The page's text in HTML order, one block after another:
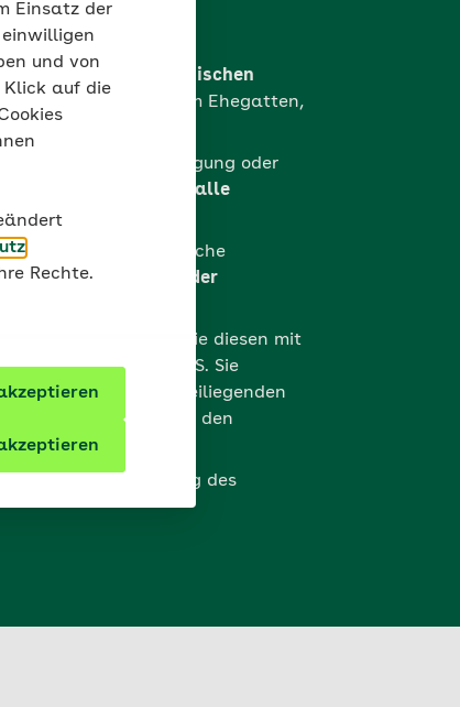
Einsatz der
und von
Klick auf die
Rechte.
Fragebogen in
lateinischen
auch Angaben zum Ehegatten,
Aufenthaltsgenehmigung oder
für alle
.
unterschiedliche
Sie bitte eine
Kopie der
und senden Sie diesen mit
an die AOK PLUS. Sie
Mithilfe des beiliegenden
PLUS die Kosten für den
Sie bei der Befüllung des